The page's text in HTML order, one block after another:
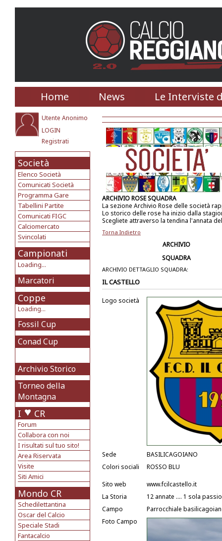
Home News Le Interviste
Utente Anonimo
LOGIN
Registrati
Società
Elenco Società
Comunicati Società
Programma Gare
Tabellini Partite
Comunicati FIGC
Calciomercato
Svincolati
Campionati
Loading...
Marcatori
Coppe
Loading...
Fossil Cup
Conad Cup
Archivio Storico
Torneo della
Montagna
I CR
Forum
Collabora con noi
I risultati sul tuo sito!
Area Riservata
Visite
Siti Amici
Mondo CR
Schedilettantina
Oscar del Calcio
Speciale Stadi
Fantacalcio
ARCHIVIO ROSE SQUADRA
La sezione Archivio Rose delle società
Lo storico delle rose ha inizio dalla
Scegliete attraverso la tendina l'annata
Torna Indietro
ARCHIVIO
SQUADRA
ARCHIVIO DETTAGLIO SQUADRA:
IL CASTELLO
Logo società
Sede
BASILICAGOIANO
Colori sociali
ROSSO BLU
Sito web
www.fcilcastello.it
La Storia
12 annate .... 1 sola
Campo
Parrocchiale
Foto Campo